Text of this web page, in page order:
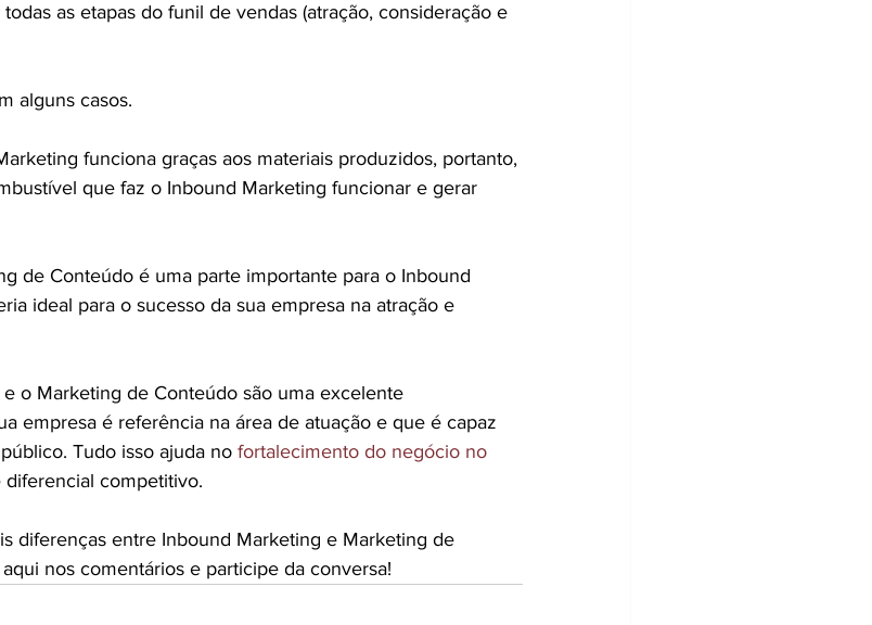
as etapas do funil de vendas (atração, consideração e
alguns casos.
funciona graças aos materiais produzidos, portanto,
que faz o Inbound Marketing funcionar e gerar
de Conteúdo é uma parte importante para o Inbound
ideal para o sucesso da sua empresa na atração e
o Marketing de Conteúdo são uma excelente
empresa é referência na área de atuação e que é capaz
Tudo isso ajuda no fortalecimento do negócio no
competitivo.
diferenças entre Inbound Marketing e Marketing de
nos comentários e participe da conversa!